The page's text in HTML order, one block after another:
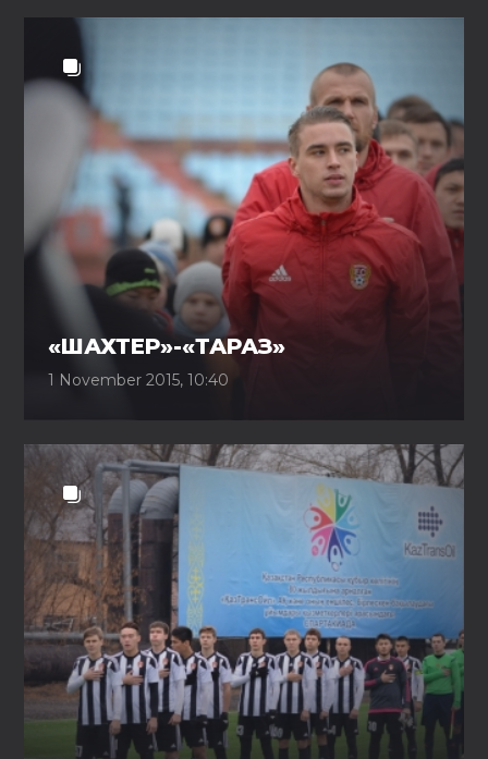
«ШАХТЕР»-«ТАРАЗ»
1 November 2015, 10:40